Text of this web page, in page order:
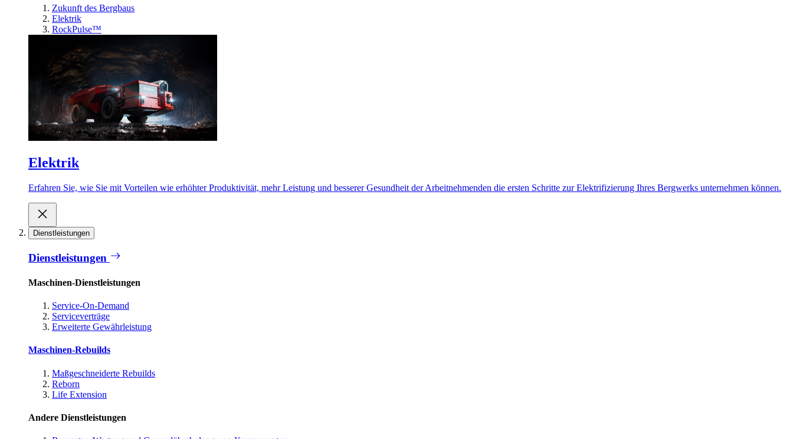
Zukunft des Bergbaus
Elektrik
RockPulse™
Elektrik
Erfahren Sie, wie Sie mit Vorteilen wie erhöhter Produktivität, mehr Leistung und besserer Gesundheit der Arbeitnehmenden die ersten Schritte zur Elektrifizierung Ihres Bergwerks unternehmen können.
Dienstleistungen
Dienstleistungen
Maschinen-Dienstleistungen
Service-On-Demand
Serviceverträge
Erweiterte Gewährleistung
Maschinen-Rebuilds
Maßgeschneiderte Rebuilds
Reborn
Life Extension
Andere Dienstleistungen